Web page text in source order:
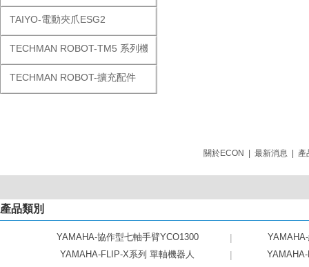
TAIYO-電動夾爪ESG2
TECHMAN ROBOT-TM5 系列機器人
TECHMAN ROBOT-擴充配件
關於ECON 最新消息 產
產品類別
YAMAHA-協作型七軸手臂YCO1300 |
YAMAHA-FLIP-X系列 單軸機器人
|